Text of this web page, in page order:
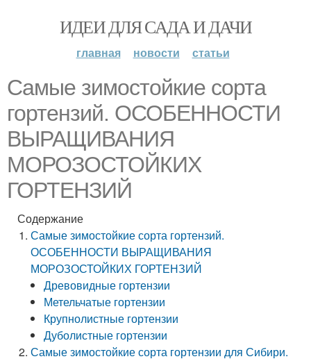
ИДЕИ ДЛЯ САДА И ДАЧИ
главная новости статьи
Самые зимостойкие сорта
гортензий. ОСОБЕННОСТИ
ВЫРАЩИВАНИЯ
МОРОЗОСТОЙКИХ
ГОРТЕНЗИЙ
Содержание
Самые зимостойкие сорта гортензий.
ОСОБЕННОСТИ ВЫРАЩИВАНИЯ
МОРОЗОСТОЙКИХ ГОРТЕНЗИЙ
Древовидные гортензии
Метельчатые гортензии
Крупнолистные гортензии
Дуболистные гортензии
Самые зимостойкие сорта гортензии для Сибири.